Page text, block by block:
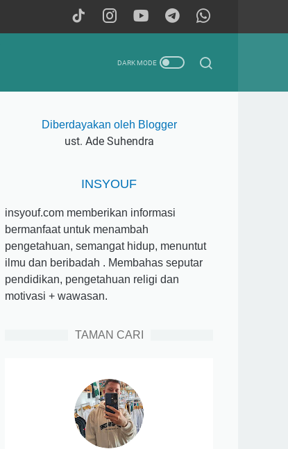
Diberdayakan oleh Blogger
ust. Ade Suhendra
INSYOUF
insyouf.com memberikan informasi
bermanfaat untuk menambah
pengetahuan, semangat hidup, menuntut
ilmu dan beribadah . Membahas seputar
pendidikan, pengetahuan religi dan
motivasi + wawasan.
TAMAN CARI